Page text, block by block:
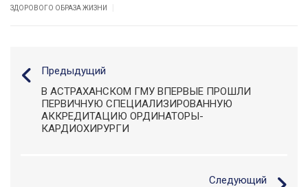
ЗДОРОВОГО ОБРАЗА ЖИЗНИ
Предыдущий
В АСТРАХАНСКОМ ГМУ ВПЕРВЫЕ ПРОШЛИ
ПЕРВИЧНУЮ СПЕЦИАЛИЗИРОВАННУЮ
АККРЕДИТАЦИЮ ОРДИНАТОРЫ-
КАРДИОХИРУРГИ
Следующий